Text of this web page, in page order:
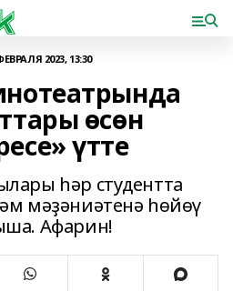
2023, 13:30
өсөн
үтте
һәр студентта
мәҙәниәтенә һөйөү
Афарин!